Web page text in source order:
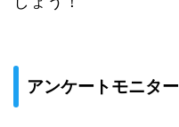
アンケートモニター